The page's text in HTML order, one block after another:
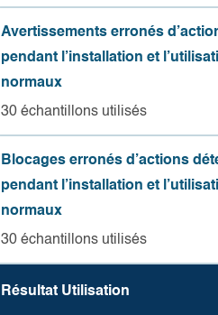
Avertissements erronés
pendant l’installation et
normaux
30 échantillons utilisés
Blocages erronés d’actions
pendant l’installation et
normaux
30 échantillons utilisés
Résultat Utilisation